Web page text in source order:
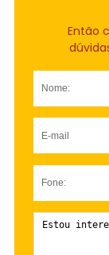
Então